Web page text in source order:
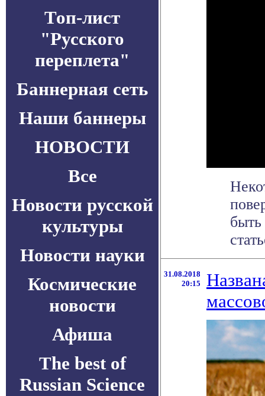
Топ-лист
"Русского
переплета"
Баннерная сеть
Наши баннеры
НОВОСТИ
Все
Новости русской
культуры
Новости науки
Космические
новости
Афиша
The best of
Russian Science
31.08.2018
20:15